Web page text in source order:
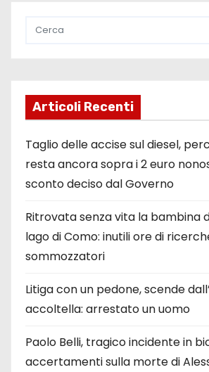
Articoli Recenti
Taglio delle accise sul diesel,
resta ancora sopra i 2 euro
sconto deciso dal Governo
Ritrovata senza vita la bambina
lago di Como: inutili ore di
sommozzatori
Litiga con un pedone, scende
accoltella: arrestato un uomo
Paolo Belli, tragico incidente in
accertamenti sulla morte di